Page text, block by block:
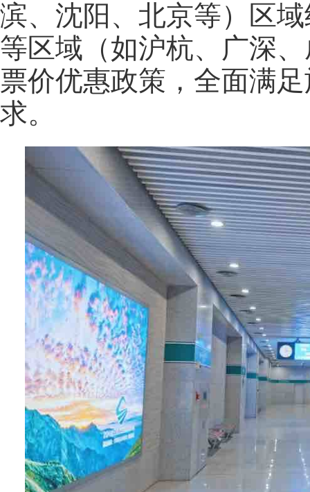
滨、沈阳、北京等）区
等区域（如沪杭、广深
票价优惠政策，全面满
求。